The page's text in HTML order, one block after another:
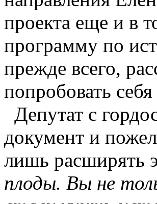
проекта еще и в
программу по
прежде всего,
попробовать
Депутат с
документ и
лишь расширять
плоды. Вы не